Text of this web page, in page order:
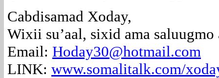
Cabdisamad Xoday,
Wixii su’aal, sixid ama saluugmo
Email: Hoday30@hotmail.com
LINK: www.somalitalk.com/